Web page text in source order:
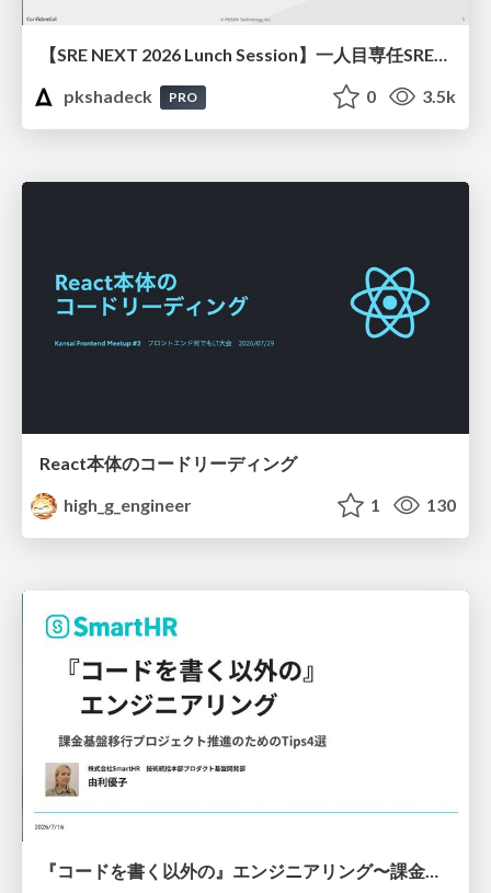
【SRE NEXT 2026 Lunch Session】一人目専任SREの立ち上げを加速する ― AIと進めたオンボーディングで2分を0.04秒にした話
pkshadeck
PRO 0 3.5k
React本体のコードリーディング
high_g_engineer
1 130
『コードを書く以外の』エンジニアリング〜課金基盤移行プロジェクト推進のためのTips4選